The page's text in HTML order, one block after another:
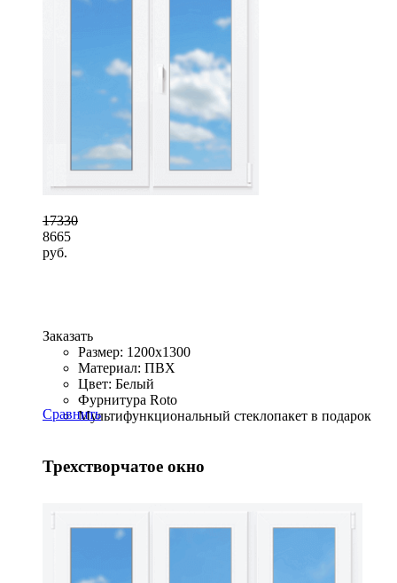
17330
8665
руб.
Заказать
Размер: 1200x1300
Материал: ПВХ
Цвет: Белый
Фурнитура Roto
Мультифункциональный стеклопакет в подарок
Сравнить
Трехстворчатое окно